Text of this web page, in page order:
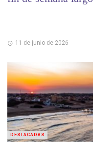
11 de junio de 2026
DESTACADAS